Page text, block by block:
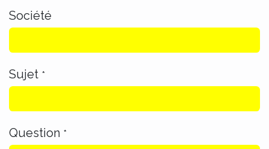
Société
Sujet *
Question *